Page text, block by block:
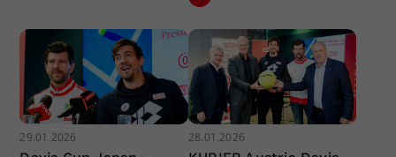
29.01.2026 28.01.2026